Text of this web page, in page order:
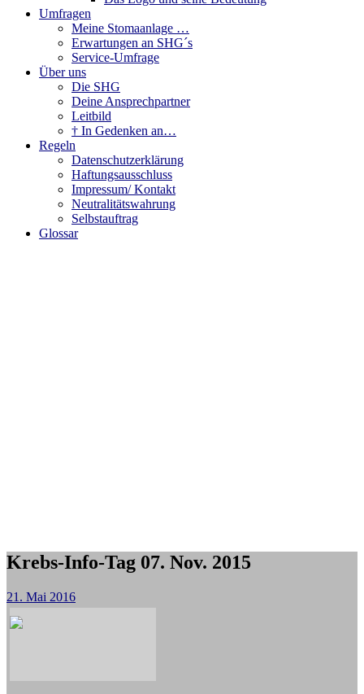
Umfragen
Meine Stomaanlage …
Erwartungen an SHG´s
Service-Umfrage
Über uns
Die SHG
Deine Ansprechpartner
Leitbild
† In Gedenken an…
Regeln
Datenschutzerklärung
Haftungsausschluss
Impressum/ Kontakt
Neutralitätswahrung
Selbstauftrag
Glossar
Krebs-Info-Tag 07. Nov. 2015
21. Mai 2016